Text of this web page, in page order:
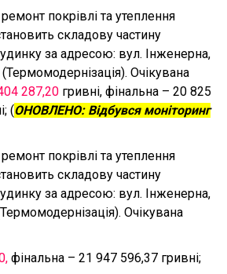
покрівлі та утеплення
складову частину
за адресою: вул. Інженерна,
Очікувана
287,20 гривні, фінальна – 20 825
(ОНОВЛЕНО: Відбувся моніторинг
покрівлі та утеплення
складову частину
за адресою: вул. Інженерна,
Очікувана
фінальна – 21 947 596,37 гривні;